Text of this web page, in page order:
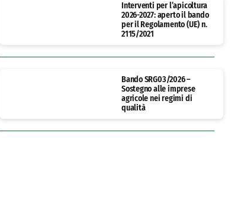
Interventi per l’apicoltura
2026-2027: aperto il bando
per il Regolamento (UE) n.
2115/2021
Bando SRG03/2026 –
Sostegno alle imprese
agricole nei regimi di
qualità